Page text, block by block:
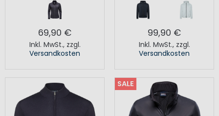
69,90 €
Inkl. MwSt., zzgl.
Versandkosten
99,90 €
Inkl. MwSt., zzgl.
Versandkosten
SALE